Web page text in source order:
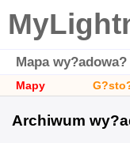
Mapa
Mapy
Archiwum